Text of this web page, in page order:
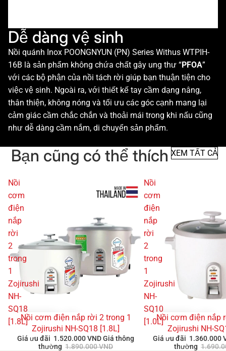
Dễ dàng vệ sinh
Nồi quánh Inox POONGNYUN (PN) Series Withus WTPIH-
16B là sản phẩm không chứa chất gây ung thư “PFOA”
với các bộ phận của nồi tách rời giúp bạn thuận tiện cho
việc vệ sinh. Ngoài ra, với thiết kế tay cầm dạng nâng,
thân thiện, không nóng và tối ưu các góc cạnh mang lại
cảm giác cầm chắc chắn và thoải mái trong khi nấu cũng
như dễ dàng cầm nắm, di chuyển sản phẩm.
Bạn cũng có thể thích XEM TẤT CẢ
Nồi
cơm
điện
nắp
rời
2
trong
1
Zojirushi
NH-
SQ18
[1.8L]
GIẢM GIÁ
Nồi cơm điện nắp rời 2 trong 1
Zojirushi NH-SQ18 [1.8L]
Giá ưu đãi 1.520.000 VND Giá thông
thường 1.890.000 VND
Nồi
cơm
điện
nắp
rời
2
trong
1
Zojirushi
NH-
SQ10
[1.0L]
GIẢM GIÁ
Nồi cơm điện nắp
Zojirushi NH-
Giá ưu đãi 1.360.000
thường